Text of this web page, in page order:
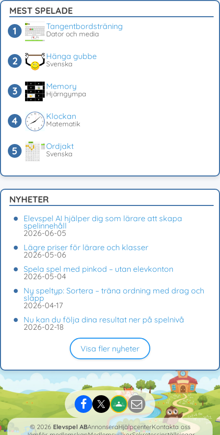
MEST SPELADE
Tangentbordsträning
Dator och media
Hänga gubbe
Svenska
Memory
Hjärngympa
Klockan
Matematik
Ordjakt
Svenska
NYHETER
Elevspel AI hjälper dig som lärare att skapa
spelinnehåll
2026-06-05
Lägre priser för lärare och klasser
2026-05-06
Spela spel med pinkod – utan elevkonton
2026-05-04
Ny speltyp: Sortera – träna ordning med drag och
släpp
2026-04-17
Nu kan du följa dina resultat ner på spelnivå
2026-02-18
Visa fler nyheter
© 2026 Elevspel ABAnnonseraHjälpcenterKontakta oss